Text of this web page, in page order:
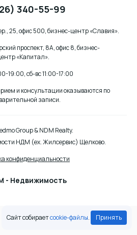
340-55-99
25, офис 500, бизнес-центр «Славия».
проспект, 8А, офис 8, бизнес-
«Капитал».
19:00, сб-вс 11:00-17:00
и консультации оказываются по
записи.
Group & NDM Realty.
НДМ (ex. Жилсервис) Щелково.
конфиденциальности
Сайт собираетсookie-файлы. Принять